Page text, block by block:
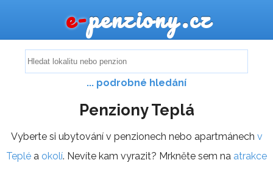
e-penziony.cz
... podrobné hledání
Penziony Teplá
Vyberte si ubytování v penzionech nebo apartmánech v
Teplé a okolí. Nevíte kam vyrazit? Mrkněte sem na atrakce